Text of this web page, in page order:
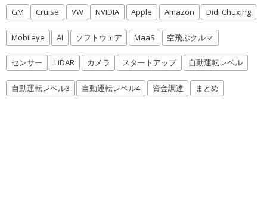
GM Cruise VW NVIDIA Apple Amazon Didi Chuxing
Mobileye AI ソフトウェア MaaS 空飛ぶクルマ
センサー LiDAR カメラ スタートアップ 自動運転レベル
自動運転レベル3 自動運転レベル4 資金調達 まとめ